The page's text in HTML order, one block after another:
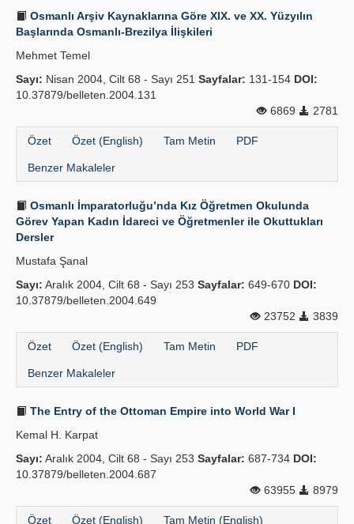
Osmanlı Arşiv Kaynaklarına Göre XIX. ve XX. Yüzyılın
Başlarında Osmanlı-Brezilya İlişkileri
Mehmet Temel
Sayı: Nisan 2004, Cilt 68 - Sayı 251 Sayfalar: 131-154 DOI:
10.37879/belleten.2004.131
6869
2781
Özet Özet (English) Tam Metin PDF
Benzer Makaleler
Osmanlı İmparatorluğu’nda Kız Öğretmen Okulunda
Görev Yapan Kadın İdareci ve Öğretmenler ile Okuttukları
Dersler
Mustafa Şanal
Sayı: Aralık 2004, Cilt 68 - Sayı 253 Sayfalar: 649-670 DOI:
10.37879/belleten.2004.649
23752
3839
Özet Özet (English) Tam Metin PDF
Benzer Makaleler
The Entry of the Ottoman Empire into World War I
Kemal H. Karpat
Sayı: Aralık 2004, Cilt 68 - Sayı 253 Sayfalar: 687-734 DOI:
10.37879/belleten.2004.687
63955
8979
Özet Özet (English) Tam Metin (English)